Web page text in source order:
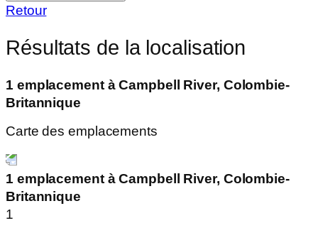
Retour
Résultats de la localisation
1 emplacement à Campbell River, Colombie-
Britannique
Carte des emplacements
1 emplacement à Campbell River, Colombie-
Britannique
1